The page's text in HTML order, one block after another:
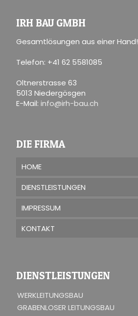
IRH BAU GMBH
Gesamtlösungen aus einer Hand!
Telefon: +41 62 5581085
Oltnerstrasse 63
5013 Niedergösgen
E-Mail: info@irh-bau.ch
DIE FIRMA
HOME
DIENSTLEISTUNGEN
IMPRESSUM
KONTAKT
DIENSTLEISTUNGEN
WERKLEITUNGSBAU
GRABENLOSER LEITUNGSBAU